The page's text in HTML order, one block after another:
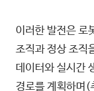
이러한 발전은 로
조직과 정상 조직
데이터와 실시간
경로를 계획하며(